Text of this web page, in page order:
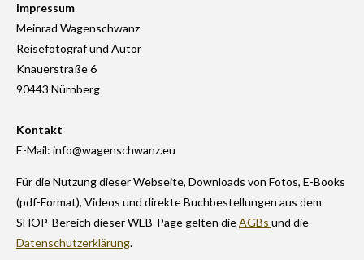
Impressum
Meinrad Wagenschwanz
Reisefotograf und Autor
Knauerstraße 6
90443 Nürnberg
Kontakt
E-Mail: info@wagenschwanz.eu
Für die Nutzung dieser Webseite, Downloads von Fotos, E-Books
(pdf-Format), Videos und direkte Buchbestellungen aus dem
SHOP-Bereich dieser WEB-Page gelten dieAGBs und die
Datenschutzerklärung.